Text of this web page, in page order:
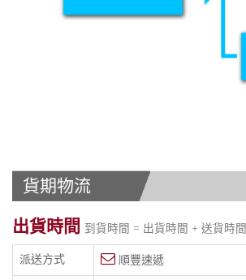
貨期物流
出貨時間 到貨時間 = 出貨時間 + 送貨時間
派送方式 順豐速遞